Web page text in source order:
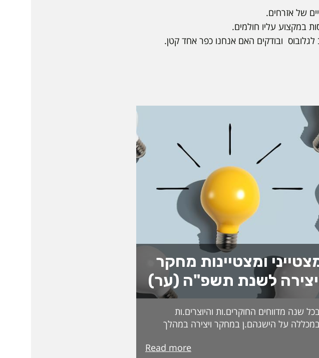
של אזרחים.
במקצוע עליו חולמים.
ובודקים האם אנחנו כפר אחד קטן.
ומצטיינות מחקר
לשנת תשפ"ה (ער)
שנה מדווחים החוקרים.ות והיוצרים.ות
על הישגהם.ן במחקר ויצירה במהלך
ההישגים הללו משוקללים ונבדקים בקפידהRead more